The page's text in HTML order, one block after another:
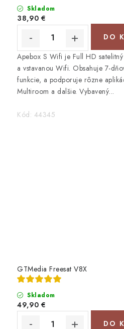
Skladom
38,90 €
DO
Apebox S Wifi je Full HD
a vstavanou Wifi. Obsahuje 7-
funkcie, a podporuje rôzne
Multiroom a dalšie. Vybavený...
Kód: 44345
GTMedia Freesat V8X
Skladom
49,90 €
DO